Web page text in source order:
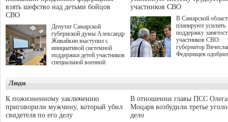
взять шефство над детьми бойцов
СВО
Депутат Самарской
губернской думы Александр
Живайкин выступил с
инициативой системной
поддержки детей участников
специальной военной
"Помощь фронту и семьям
участников СВО", которая
прошла в Отрадном 7
августа.
участников СВО
В Самарской
планируют усилить
поддержку
участников СВО:
губернатор
Федорищев
на трудоустройство
спокойную
мирной жизни.
Люди
К пожизненному заключению
приговорили мужчину, который убил
свидетеля по его делу
В отношении главы ПСС Олега
Моцаря возбудили третье
дело